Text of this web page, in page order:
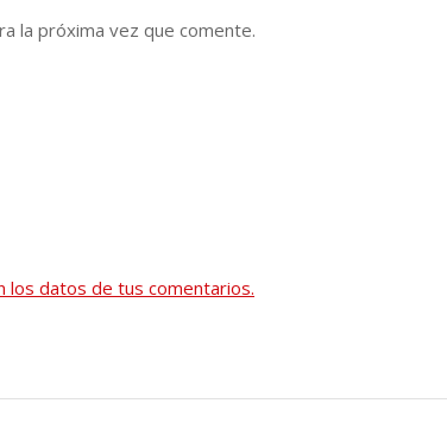
la próxima vez que comente.
los datos de tus comentarios.